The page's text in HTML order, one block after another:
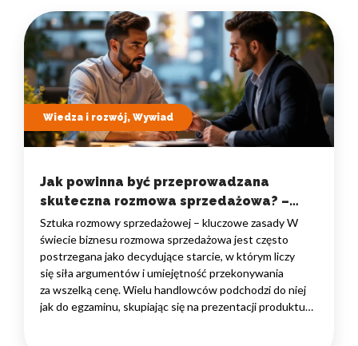
Wiedza i rozwój, Wywiad
Jak powinna być przeprowadzana
skuteczna rozmowa sprzedażowa? –
Wywiad z Pawłem Głowackim
Sztuka rozmowy sprzedażowej – kluczowe zasady W
świecie biznesu rozmowa sprzedażowa jest często
postrzegana jako decydujące starcie, w którym liczy
się siła argumentów i umiejętność przekonywania
za wszelką cenę. Wielu handlowców podchodzi do niej
jak do egzaminu, skupiając się na prezentacji produktu